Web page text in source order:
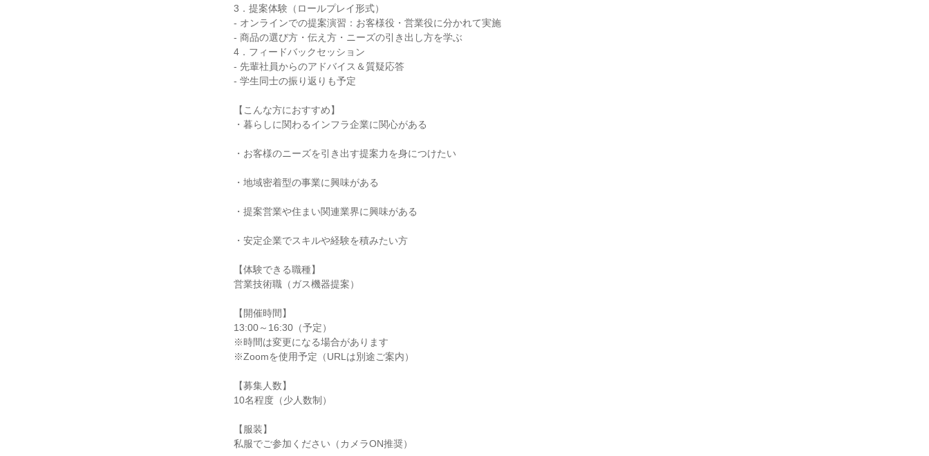
3．提案体験（ロールプレイ形式）
- オンラインでの提案演習：お客様役・営業役に分かれて実施
- 商品の選び方・伝え方・ニーズの引き出し方を学ぶ
4．フィードバックセッション
- 先輩社員からのアドバイス＆質疑応答
- 学生同士の振り返りも予定
【こんな方におすすめ】
・暮らしに関わるインフラ企業に関心がある
・お客様のニーズを引き出す提案力を身につけたい
・地域密着型の事業に興味がある
・提案営業や住まい関連業界に興味がある
・安定企業でスキルや経験を積みたい方
【体験できる職種】
営業技術職（ガス機器提案）
【開催時間】
13:00～16:30（予定）
※時間は変更になる場合があります
※Zoomを使用予定（URLは別途ご案内）
【募集人数】
10名程度（少人数制）
【服装】
私服でご参加ください（カメラON推奨）